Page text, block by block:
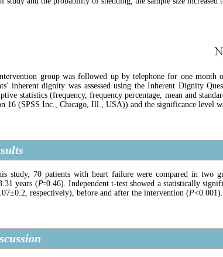
group was followed up by telephone for one
inherent dignity was assessed using the Inherent Dignity
statistics (frequency, frequency percentage, mean and
16 (SPSS Inc., Chicago, Ill., USA)) and the significance level
study, 70 patients with heart failure were compared in two
years (P꞊0.46). Independent t-test showed a statistically
respectively), before and after the intervention (P<0.001).